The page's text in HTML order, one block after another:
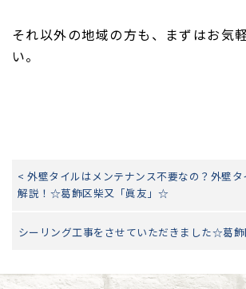
それ以外の地域の方も、まずはお気
い。
< 外壁タイルはメンテナンス不要なの？外壁タ
解説！☆葛飾区柴又「眞友」☆
シーリング工事をさせていただきました☆葛